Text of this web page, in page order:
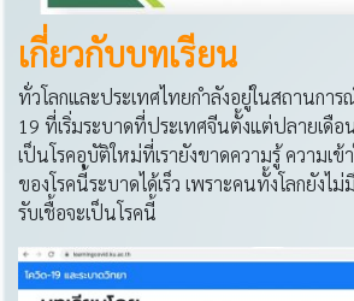
เกี่ยวกับบทเรียน
ทั่วโลกและประเทศไทยกำลังอยู่ในสถานการ
19 ที่เริ่มระบาดที่ประเทศจีนตั้งแต่ปลายเดื
เป็นโรคอุบัติใหม่ที่เรายังขาดความรู้ ความเข้
ของโรคนี้ระบาดได้เร็ว เพราะคนทั้งโลกยังไ
รับเชื้อจะเป็นโรคนี้